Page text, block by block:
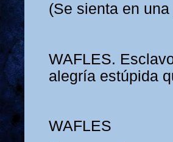
(Se sienta en
WAFLES.
alegría estúpida
WAFLES